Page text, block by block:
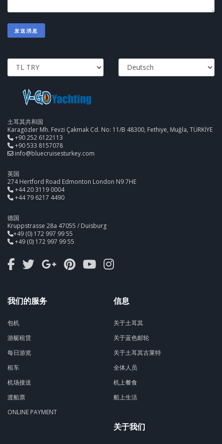
发送消息
土耳其共和国
Karagözler Mh. Fevzi Çakmak Cd. No: 11/B 48300, Fethiye, Muğla, TÜRKİYE
+90 252 6122113
+90 533 8157078
info@bluecruisesturkey.com
英国
274 Hertford Road Edmonton London N9 7HE
+44 20 3119 0004
+44 79 6217 4490
德国
Kruppstrasse 28a 47055 / Duisburg
+49 (0) 172 997 99 55
+49 (0) 172 997 99 55
我们的服务
包机
游艇租赁
每日游览
租车
机场接送
渡船票
ONLINE PAYMENT
信息
关于土耳其
关于蓝色邮轮
关于土耳其古莱特
全体人员
机上餐食
船上生活
关于我们